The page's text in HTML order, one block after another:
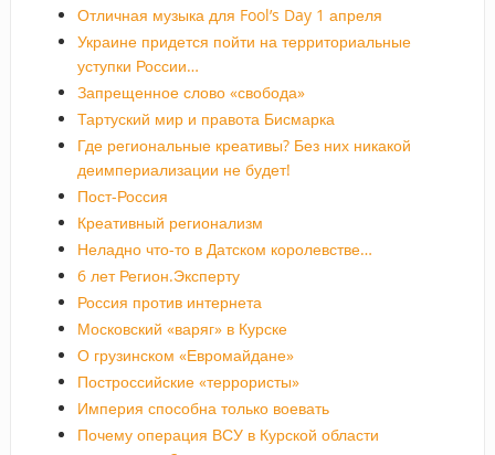
Отличная музыка для Fool’s Day 1 апреля
Украине придется пойти на территориальные
уступки России…
Запрещенное слово «свобода»
Тартуский мир и правота Бисмарка
Где региональные креативы? Без них никакой
деимпериализации не будет!
Пост-Россия
Креативный регионализм
Неладно что-то в Датском королевстве…
6 лет Регион.Эксперту
Россия против интернета
Московский «варяг» в Курске
О грузинском «Евромайдане»
Построссийские «террористы»
Империя способна только воевать
Почему операция ВСУ в Курской области